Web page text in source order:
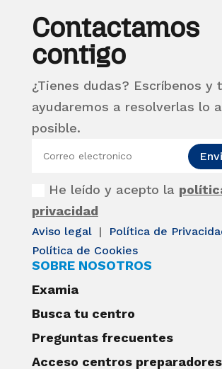
Contactamos
contigo
¿Tienes dudas? Escríbenos y
ayudaremos a resolverlas lo
posible.
He leído y acepto la
privacidad
Aviso legal | Política de
Política de Cookies
SOBRE NOSOTROS
Examia
Busca tu centro
Preguntas frecuentes
Acceso centros preparadores